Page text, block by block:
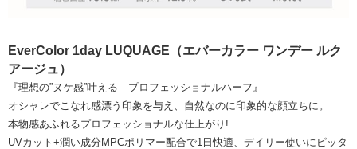
EverColor 1day LUQUAGE（エバーカラー ワンデー ルク
アージュ）
『理想の”ヌケ感”叶える プロフェッショナルハーフ』
オシャレでこなれ感漂う印象を与え、自然なのに印象的な顔立ちに。
本物感あふれるプロフェッショナルな仕上がり!
UVカット+潤い成分MPCポリマー配合で1日快適、デイリー使いにピッタ